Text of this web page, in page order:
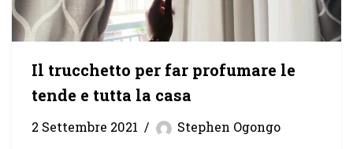
Il trucchetto per far profumare le
tende e tutta la casa
2 Settembre 2021 Stephen Ogongo